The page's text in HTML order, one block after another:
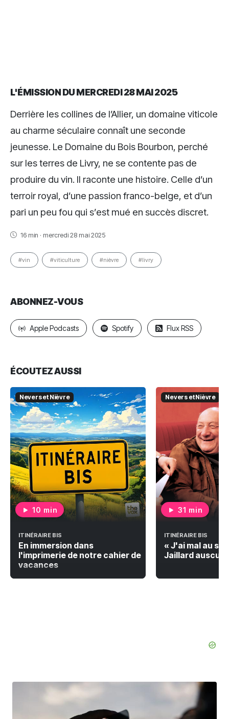
L'ÉMISSION DU MERCREDI 28 MAI 2025
Derrière les collines de l’Allier, un domaine viticole
au charme séculaire connaît une seconde
jeunesse. Le Domaine du Bois Bourbon, perché
sur les terres de Livry, ne se contente pas de
produire du vin. Il raconte une histoire. Celle d’un
terroir royal, d’une passion franco-belge, et d’un
pari un peu fou qui s’est mué en succès discret.
16 min · mercredi 28 mai 2025
#vin #viticulture #nièvre #livry
ABONNEZ-VOUS
Apple Podcasts Spotify Flux RSS
ÉCOUTEZ AUSSI
Nevers et Nièvre
10 min
ITINÉRAIRE BIS
En immersion dans
l'imprimerie de notre cahier de
vacances
Nevers et Nièvre
31 min
ITINÉRAIRE BIS
« J'ai mal au
Jaillard